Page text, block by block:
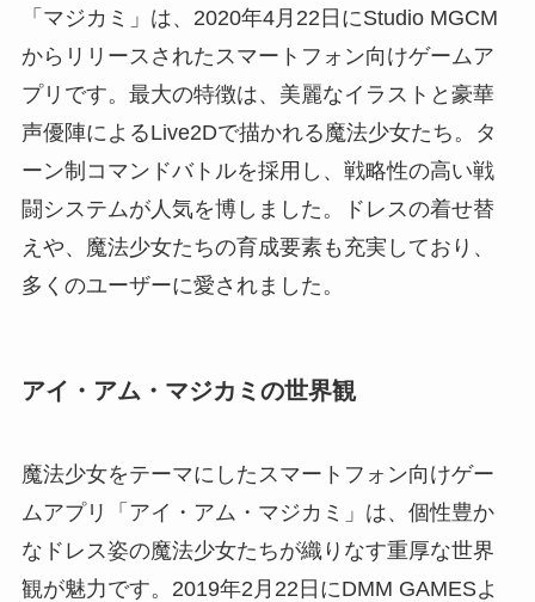
「マジカミ」は、2020年4月22日にStudio MGCM
からリリースされたスマートフォン向けゲームア
プリです。最大の特徴は、美麗なイラストと豪華
声優陣によるLive2Dで描かれる魔法少女たち。タ
ーン制コマンドバトルを採用し、戦略性の高い戦
闘システムが人気を博しました。ドレスの着せ替
えや、魔法少女たちの育成要素も充実しており、
多くのユーザーに愛されました。
アイ・アム・マジカミの世界観
魔法少女をテーマにしたスマートフォン向けゲー
ムアプリ「アイ・アム・マジカミ」は、個性豊か
なドレス姿の魔法少女たちが織りなす重厚な世界
観が魅力です。2019年2月22日にDMM GAMESよ